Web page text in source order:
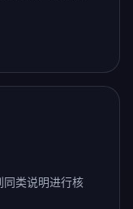
同类说明进行核